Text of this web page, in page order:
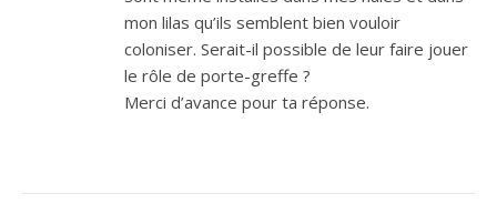
mon lilas qu’ils semblent bien vouloir
coloniser. Serait-il possible de leur faire jouer
le rôle de porte-greffe ?
Merci d’avance pour ta réponse.